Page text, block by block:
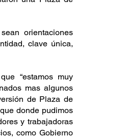
orientaciones
clave única,
“estamos muy
mas algunos
de Plaza de
donde pudimos
y trabajadoras
como Gobierno